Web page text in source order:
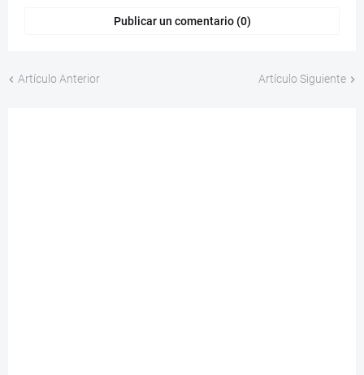
Publicar un comentario (0)
Artículo Anterior Artículo Siguiente